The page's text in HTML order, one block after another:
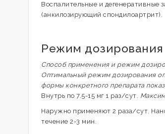
Воспалительные и дегенеративные
(анкилозирующий спондилоартрит).
Режим дозирования
Способ применения и режим
Оптимальный режим дозирования
формы конкретного препарата
Внутрь по 7.5-15 мг 1 раз/сут.
Наружно применяют 2 раза/сут.
течение 2-3 мин.